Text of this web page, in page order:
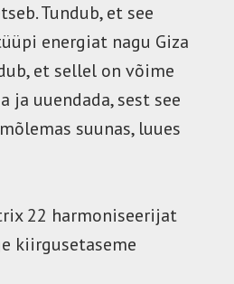
Tundub, et see
energiat nagu Giza
et sellel on võime
ja uuendada, sest see
suunas, luues
22 harmoniseerijat
kiirgusetaseme